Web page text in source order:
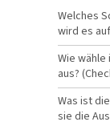
Welches
wird es
Wie
aus?
Was ist
sie die